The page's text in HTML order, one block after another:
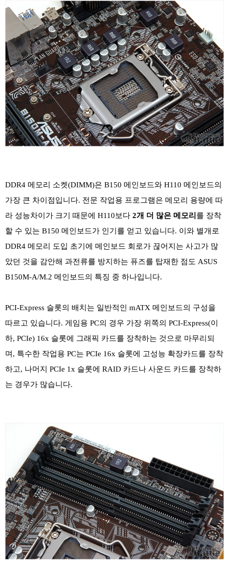
DDR4 메모리 소켓(DIMM)은 B150 메인보드와 H110 메인보드의
가장 큰 차이점입니다. 전문 작업용 프로그램은 메모리 용량에 따
라 성능차이가 크기 때문에 H110보다 2개 더 많은 메모리 를 장착
할 수 있는 B150 메인보드가 인기를 얻고 있습니다. 이와 별개로
DDR4 메모리 도입 초기에 메인보드 회로가 끊어지는 사고가 많
았던 것을 감안해 과전류를 방지하는 퓨즈를 탑재한 점도 ASUS
B150M-A/M.2 메인보드의 특징 중 하나입니다.
PCI-Express 슬롯의 배치는 일반적인 mATX 메인보드의 구성을
따르고 있습니다. 게임용 PC의 경우 가장 위쪽의 PCI-Express(이
하, PCIe) 16x 슬롯에 그래픽 카드를 장착하는 것으로 마무리되
며, 특수한 작업용 PC는 PCIe 16x 슬롯에 고성능 확장카드를 장착
하고, 나머지 PCIe 1x 슬롯에 RAID 카드나 사운드 카드를 장착하
는 경우가 많습니다.